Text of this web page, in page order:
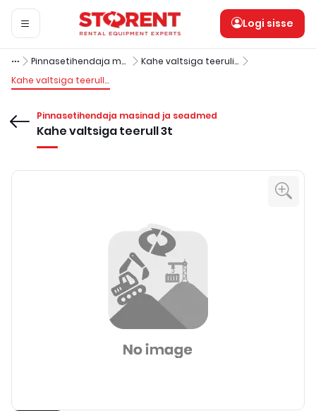
Logi sisse
Pinnasetihendaja masinad ja seadmed
Kahe valtsiga teerulid
Kahe valtsiga teerull 3t
Pinnasetihendaja masinad ja seadmed
Kahe valtsiga teerull 3t